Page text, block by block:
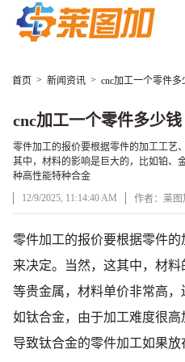
首页 > 新闻资讯 > cnc加工一个零件多
cnc加工一个零件多少钱
零件加工的报价要根据零件的加工工艺
其中，材料的影响是巨大的，比如铂、
种高性能特种合金
12/9/2025, 11:14:40 AM
作者：莱图
文章正文
零件加工的报价要根据零件
来决定。当然，这其中，材
等贵金属，材料单价非常高
如钛合金，由于加工难度很
导致钛合金的零件加工如果